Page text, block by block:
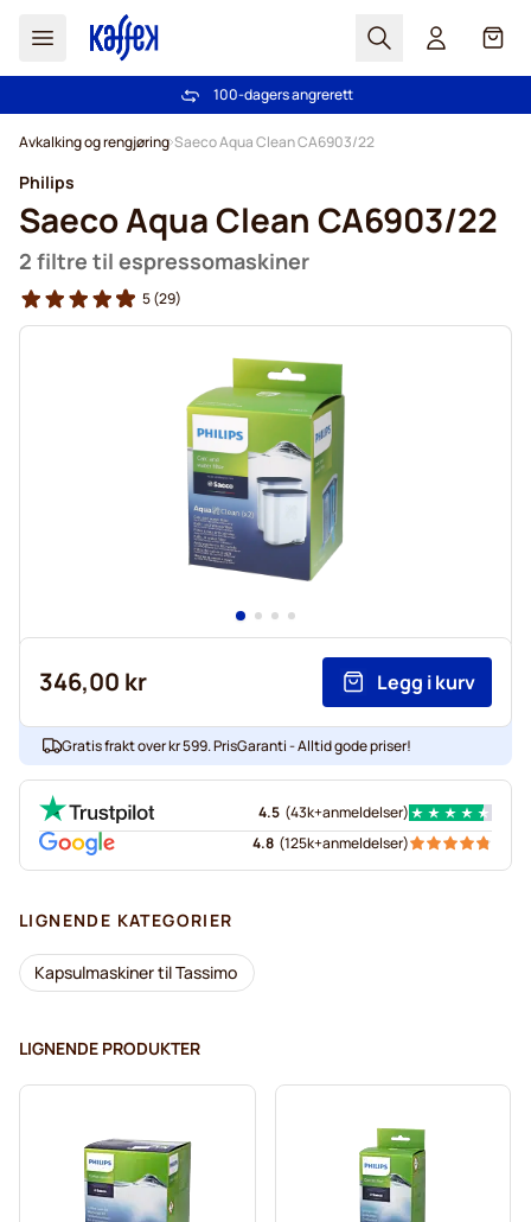
Søk Cart
Gratis frakt over kr 599
100-dagers angrerett
Avkalking og rengjøring Saeco Aqua Clean CA6903/22
Philips
Saeco Aqua Clean CA6903/22
2 filtre til espressomaskiner
5(29)
346,00 kr Legg i kurv
Gratis frakt over kr 599. PrisGaranti - Alltid gode priser!
4.5 (43k+anmeldelser)
4.8 (125k+anmeldelser)
LIGNENDE KATEGORIER
Kapsulmaskiner til Tassimo
LIGNENDE PRODUKTER